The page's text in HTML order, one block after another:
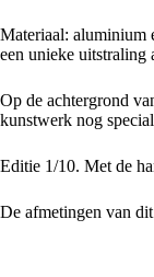
Materiaal: aluminium
een unieke uitstraling
Op de achtergrond
kunstwerk nog
Editie 1/10. Met de
De afmetingen van